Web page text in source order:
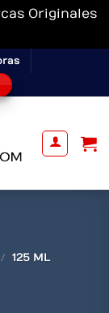
Originales
/ 125 ML